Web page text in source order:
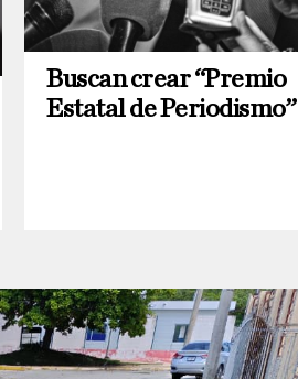
Buscan crear “Premio
Estatal de Periodismo”